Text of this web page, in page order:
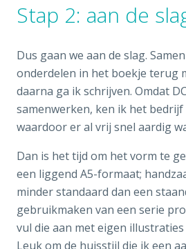
Stap 2: aan de
Dus gaan we aan de slag.
onderdelen in het boekje terug
daarna ga ik schrijven. Omdat
samenwerken, ken ik het bedrijf
waardoor er al vrij snel aardig
Dan is het tijd om het vorm te
een liggend A5-formaat;
minder standaard dan een
gebruikmaken van een serie
vul die aan met eigen
Leuk om de huisstijl die ik een